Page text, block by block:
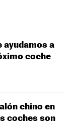
ayudamos a
coche
chino en
coches son